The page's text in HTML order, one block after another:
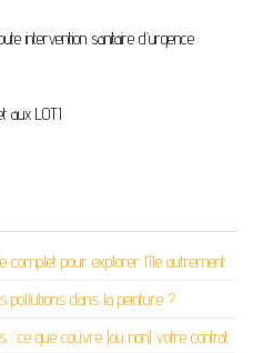
intervention sanitaire d’urgence
aux LOTI
complet pour explorer l’île autrement
pollutions dans la peinture ?
ce que couvre (ou non) votre contrat